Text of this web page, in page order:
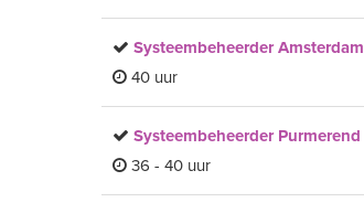
Systeembeheerder Amsterdam
40 uur
Systeembeheerder Purmerend
36 - 40 uur